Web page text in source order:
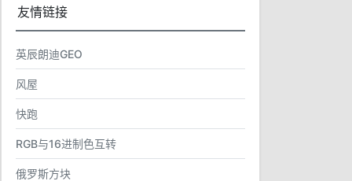
友情链接
英辰朗迪GEO
风屋
快跑
RGB与16进制色互转
俄罗斯方块